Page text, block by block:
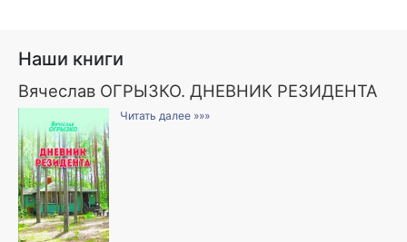
Наши книги
Вячеслав ОГРЫЗКО. ДНЕВНИК РЕЗИДЕНТА
Читать далее »»»